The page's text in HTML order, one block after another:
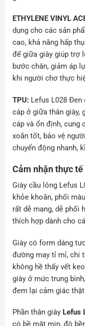
ETHYLENE VINYL
dụng cho các sản
cao, khả năng hấp
đế giữa giày giúp trợ
bước chân, giảm áp
khi người chơ thực
TPU:Lefus L028 Đen
cáp ở giữa thân giày,
cáp và ổn định, cung
xoắn tốt, bảo vệ
chuyển động nhanh,
Cảm nhận thực
Giày cầu lông Lefus
khỏe khoắn, phối
rất dễ mang, dễ phối
thích hợp dành cho
Giày có form dáng
đường may tỉ mỉ, chi
không hề thấy vết
giày ở mức trung
đem lại cảm giác
Phần thân giày Lefus